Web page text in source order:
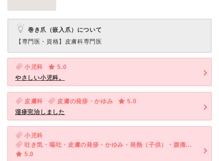
巻き爪（嵌入爪）について
【専門医・資格】 皮膚科専門医
小児科
5.0
やさしい小児科。
皮膚科 皮膚の発疹・かゆみ
5.0
湿疹完治しました
小児科
吐き気・嘔吐・皮膚の発疹・かゆみ・発熱（子供）・腹痛・吐き気・嘔吐（子供）・発疹（子供）・咳・呼吸困難（子供）・下痢（子供）
5.0